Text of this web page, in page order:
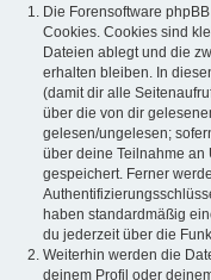
Die Forensoftware
Cookies. Cookies sind
Dateien ablegt und die
erhalten bleiben. In
(damit dir alle
über die von dir
gelesen/ungelesen;
über deine Teilnahme an
gespeichert. Ferner
haben standardmäßig
du jederzeit über die
Weiterhin werden die
deinem Profil oder